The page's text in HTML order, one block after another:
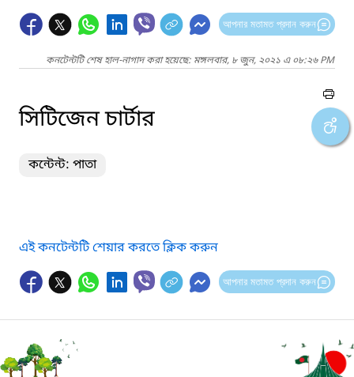
আপনার মতামত প্রদান করুন
কনটেন্টটি শেষ হাল-নাগাদ করা হয়েছে: মঙ্গলবার, ৮ জুন, ২০২১ এ ০৮:২৬ PM
সিটিজেন চার্টার
কন্টেন্ট: পাতা
এই কনটেন্টটি শেয়ার করতে ক্লিক করুন
আপনার মতামত প্রদান করুন